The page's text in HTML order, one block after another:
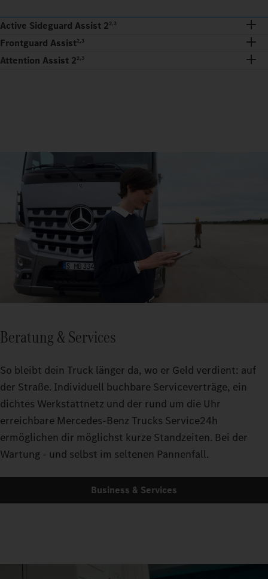
Active Sideguard Assist 22,3
Frontguard Assist2,3
Attention Assist 22,3
Beratung & Services
So bleibt dein Truck länger da, wo er Geld verdient: auf
der Straße. Individuell buchbare Serviceverträge, ein
dichtes Werkstattnetz und der rund um die Uhr
erreichbare Mercedes-Benz Trucks Service24h
ermöglichen dir möglichst kurze Standzeiten. Bei der
Wartung - und selbst im seltenen Pannenfall.
Business & Services